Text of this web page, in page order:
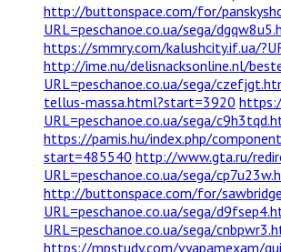
http://buttonspace.com/for/
URL=peschanoe.co.ua/sega/
https://smmry.com/kalushcity.if.ua/
http://ime.nu/delisnacksonline.nl/
URL=peschanoe.co.ua/sega/
tellus-massa.html?start=3920
URL=peschanoe.co.ua/sega/
https://pamis.hu/index.php/
start=485540 http://www.gta.ru/
URL=peschanoe.co.ua/sega/
http://buttonspace.com/for/
URL=peschanoe.co.ua/sega/
URL=peschanoe.co.ua/sega/
https://mpstudy.com/vyapamexam/